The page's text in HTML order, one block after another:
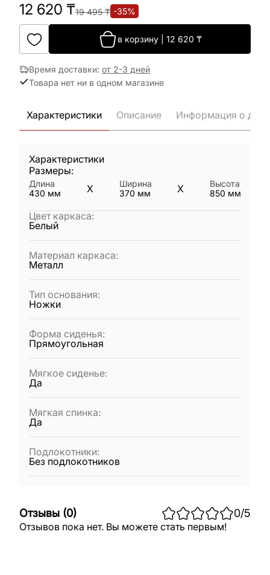
12 620 ₸19 495₸ -35%
в корзину| 12 620 ₸
Время доставки: от 2-3 дней
Товара нет ни в одном магазине
Характеристики Описание Информация о
Характеристики
Размеры:
Длина
430 мм X
Ширина
370 мм X
Высота
850 мм
Цвет каркаса:
Белый
Материал каркаса:
Металл
Тип основания:
Ножки
Форма сиденья:
Прямоугольная
Мягкое сиденье:
Да
Мягкая спинка:
Да
Подлокотники:
Без подлокотников
Отзывы (0) 0/5
Отзывов пока нет. Вы можете стать первым!